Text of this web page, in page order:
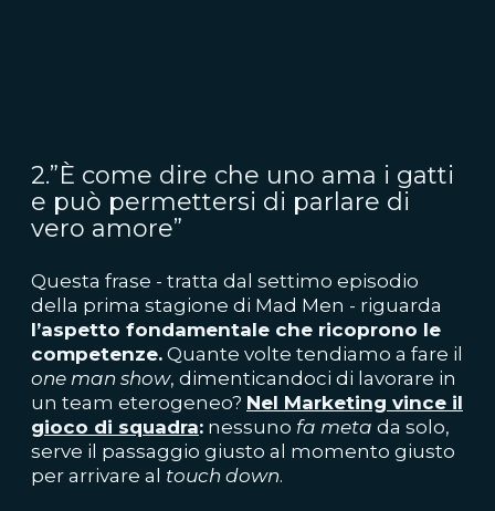
2.”È come dire che uno ama i gatti
e può permettersi di parlare di
vero amore”
Questa frase - tratta dal settimo episodio
della prima stagione di Mad Men - riguarda
l’aspetto fondamentale che ricoprono le
competenze. Quante volte tendiamo a fare il
one man show, dimenticandoci di lavorare in
un team eterogeneo? Nel Marketing vince il
gioco di squadra: nessuno fa meta da solo,
serve il passaggio giusto al momento giusto
per arrivare al touch down.